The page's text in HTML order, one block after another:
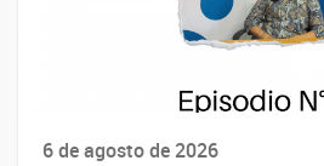
6 de agosto de 2026